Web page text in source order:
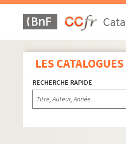
LES CATALOGUES
RECHERCHE RAPIDE